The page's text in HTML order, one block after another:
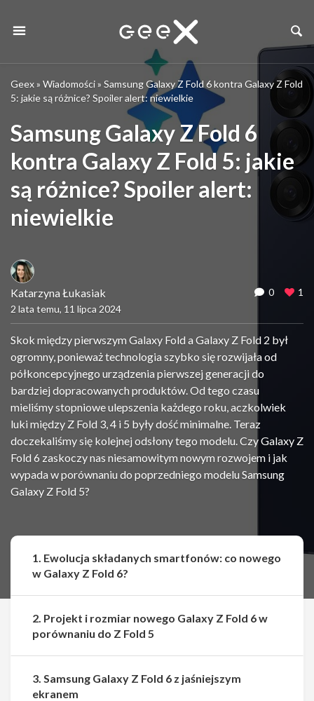
Geex» Wiadomości» Samsung Galaxy Z Fold 6 kontra Galaxy Z Fold
5: jakie są różnice? Spoiler alert: niewielkie
Samsung Galaxy Z Fold 6
kontra Galaxy Z Fold 5: jakie
są różnice? Spoiler alert:
niewielkie
Katarzyna Łukasiak
2 lata temu, 11 lipca 2024
0 1
Skok między pierwszym Galaxy Fold a Galaxy Z Fold 2 był
ogromny, ponieważ technologia szybko się rozwijała od
półkoncepcyjnego urządzenia pierwszej generacji do
bardziej dopracowanych produktów. Od tego czasu
mieliśmy stopniowe ulepszenia każdego roku, aczkolwiek
luki między Z Fold 3, 4 i 5 były dość minimalne. Teraz
doczekaliśmy się kolejnej odsłony tego modelu. Czy Galaxy Z
Fold 6 zaskoczy nas niesamowitym nowym rozwojem i jak
wypada w porównaniu do poprzedniego modelu Samsung
Galaxy Z Fold 5?
1. Ewolucja składanych smartfonów: co nowego
w Galaxy Z Fold 6?
2. Projekt i rozmiar nowego Galaxy Z Fold 6 w
porównaniu do Z Fold 5
3. Samsung Galaxy Z Fold 6 z jaśniejszym
ekranem